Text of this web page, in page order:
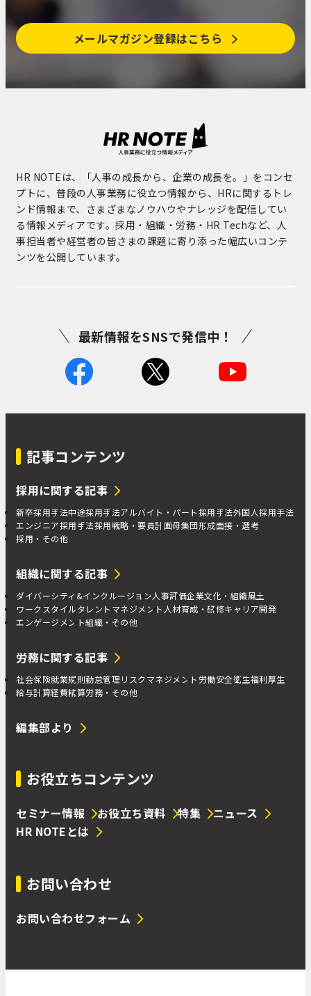
メールマガジン登録はこちら
HR NOTEは、「人事の成長から、企業の成長を。」をコンセ
プトに、普段の人事業務に役立つ情報から、HRに関するトレ
ンド情報まで、さまざまなノウハウやナレッジを配信してい
る情報メディアです。採用・組織・労務・HR Techなど、人
事担当者や経営者の皆さまの課題に寄り添った幅広いコンテ
ンツを公開しています。
最新情報をSNSで発信中！
記事コンテンツ
採用に関する記事
新卒採用手法中途採用手法アルバイト・パート採用手法外国人採用手法
エンジニア採用手法採用戦略・要員計画母集団形成面接・選考
採用・その他
組織に関する記事
ダイバーシティ&インクルージョン人事評価企業文化・組織風土
ワークスタイルタレントマネジメント 人材育成・研修キャリア開発
エンゲージメント組織・その他
労務に関する記事
社会保険就業規則勤怠管理 リスクマネジメント 労働安全衛生福利厚生
給与計算経費精算労務・その他
編集部より
お役立ちコンテンツ
セミナー情報 お役立ち資料 特集
ニュース
HR NOTEとは
お問い合わせ
お問い合わせフォーム